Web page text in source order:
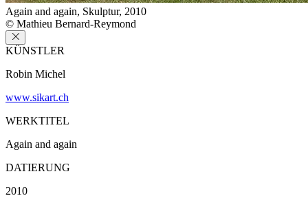
Again and again, Skulptur, 2010
© Mathieu Bernard-Reymond
KÜNSTLER
Robin Michel
www.sikart.ch
WERKTITEL
Again and again
DATIERUNG
2010